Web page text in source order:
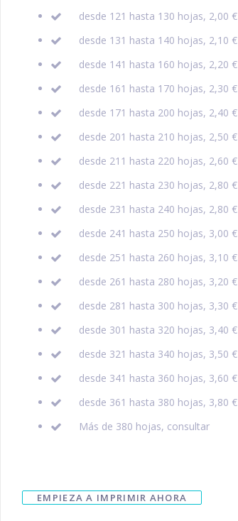
desde 121 hasta 130 hojas, 2,00 €
desde 131 hasta 140 hojas, 2,10 €
desde 141 hasta 160 hojas, 2,20 €
desde 161 hasta 170 hojas, 2,30 €
desde 171 hasta 200 hojas, 2,40 €
desde 201 hasta 210 hojas, 2,50 €
desde 211 hasta 220 hojas, 2,60 €
desde 221 hasta 230 hojas, 2,80 €
desde 231 hasta 240 hojas, 2,80 €
desde 241 hasta 250 hojas, 3,00 €
desde 251 hasta 260 hojas, 3,10 €
desde 261 hasta 280 hojas, 3,20 €
desde 281 hasta 300 hojas, 3,30 €
desde 301 hasta 320 hojas, 3,40 €
desde 321 hasta 340 hojas, 3,50 €
desde 341 hasta 360 hojas, 3,60 €
desde 361 hasta 380 hojas, 3,80 €
Más de 380 hojas, consultar
EMPIEZA A IMPRIMIR AHORA